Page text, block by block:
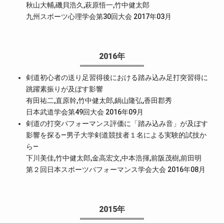
秋山大輔,磯貝浩久,萩原悟一,竹中健太郎
九州スポーツ心理学会第30回大会 2017年03月
2016年
剣道初心者の送り足習得後における踏み込み足打突習得に
跳躍素振りが及ぼす影響
有田祐二,直原幹,竹中健太郎,鍋山隆弘,香田郡秀
日本武道学会第49回大会 2016年09月
剣道の打突パフォーマンス評価に「踏み込み音」が及ぼす
影響を探る―男子大学剣道競技者１名による実験的試技か
ら―
下川美佳,竹中健太郎,金高宏文,中本浩揮,前阪茂樹,前田明
第２回日本スポーツパフォーマンス学会大会 2016年08月
2015年